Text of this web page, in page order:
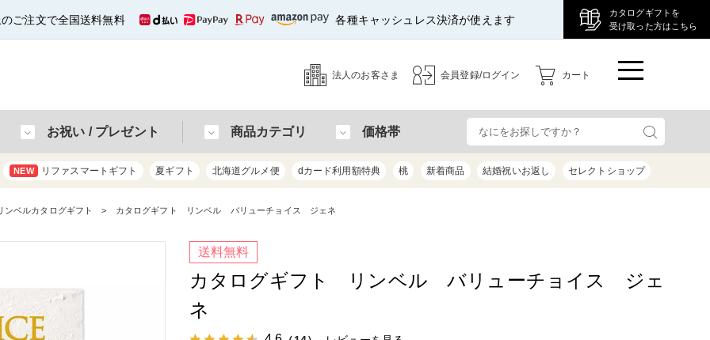
ご注文で全国送料無料 各種キャッシュレス決済が使えます
カタログギフトを
受け取った方はこちら
法人のお客さま 会員登録/ログイン カート
お祝い / プレゼント 商品カテゴリ 価格帯
NEW リファスマートギフト 夏ギフト 北海道グルメ便 dカード利用額特典 桃 新着商品 結婚祝いお返し セレクトショップ
ンベルカタログギフト カタログギフト リンベル バリューチョイス ジェネ
送料無料
カタログギフト リンベル バリューチョイス ジェ
ネ